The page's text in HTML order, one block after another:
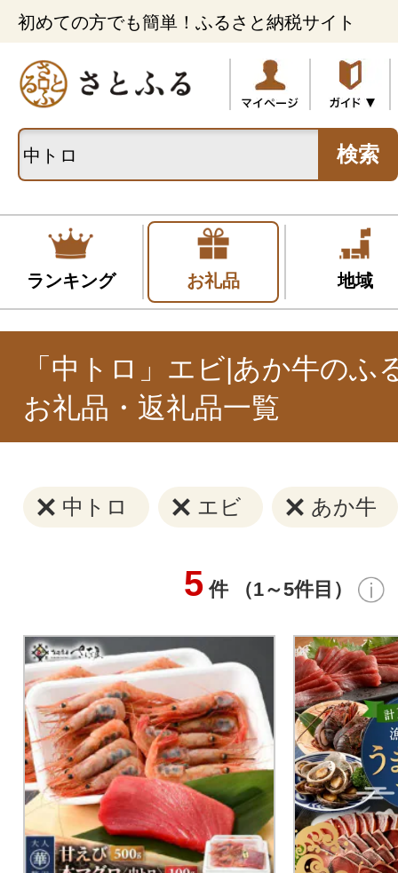
初めての方でも簡単！ふるさと納税サイト
検索
ランキング お礼品 地域
「中トロ」エビ|あか牛のふ
お礼品・返礼品一覧
中トロ エビ あか牛
5 件 （1～5件目）